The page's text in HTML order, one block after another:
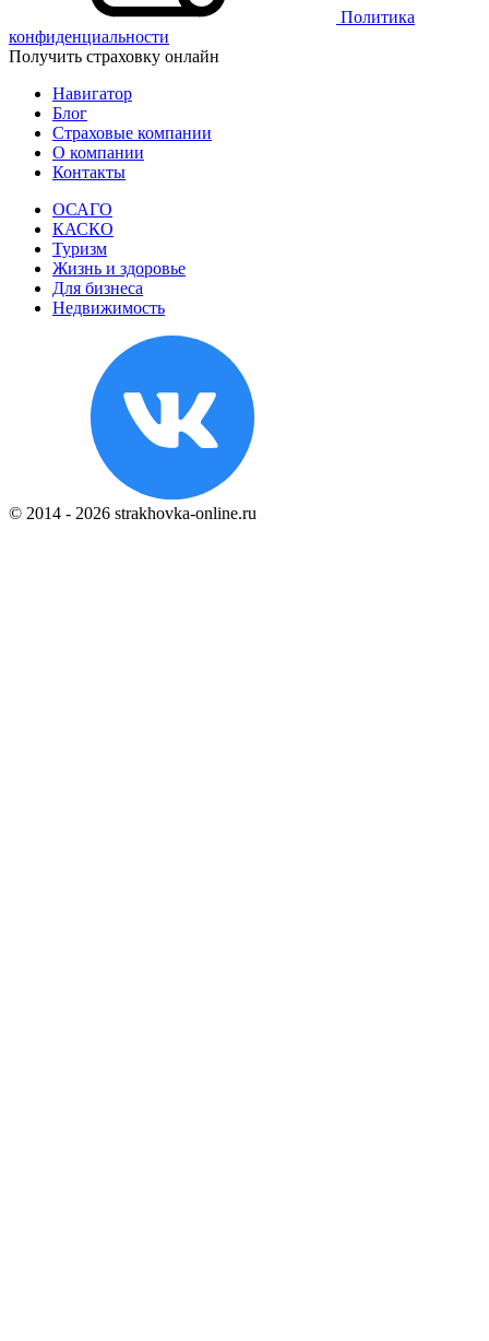
Политика
конфиденциальности
Получить страховку онлайн
Навигатор
Блог
Страховые компании
О компании
Контакты
ОСАГО
КАСКО
Туризм
Жизнь и здоровье
Для бизнеса
Недвижимость
© 2014 - 2026 strakhovka-online.ru